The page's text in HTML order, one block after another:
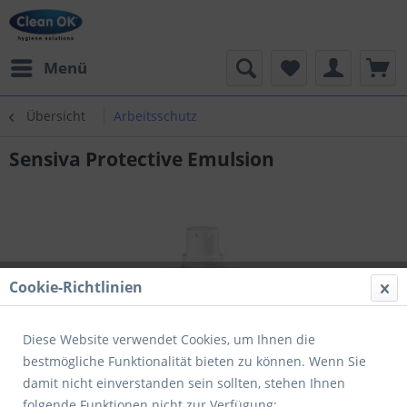
Menü
Übersicht Arbeitsschutz
Sensiva Protective Emulsion
Cookie-Richtlinien
Diese Website verwendet Cookies, um Ihnen die
bestmögliche Funktionalität bieten zu können. Wenn Sie
damit nicht einverstanden sein sollten, stehen Ihnen